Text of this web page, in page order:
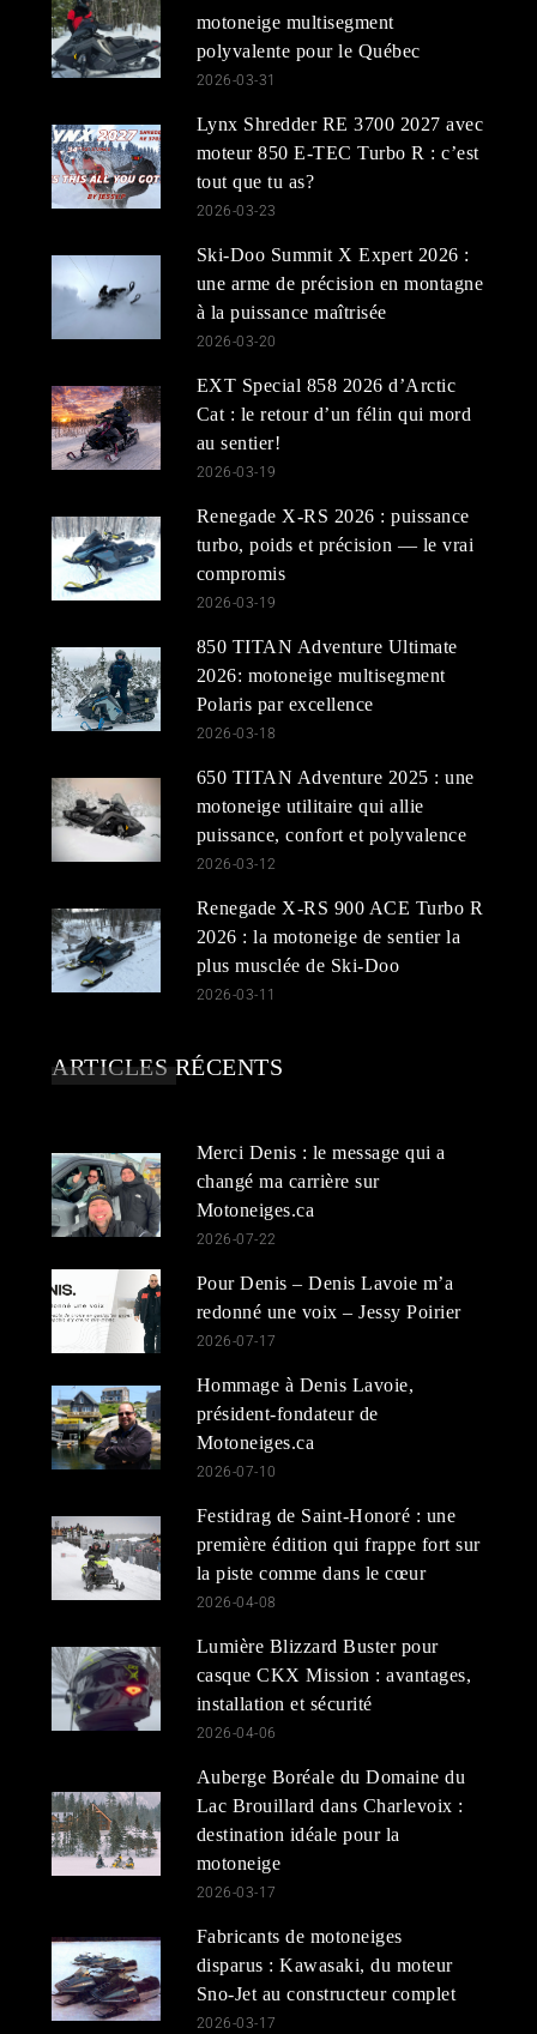
motoneige multisegment
polyvalente pour le Québec
2026-03-31
Lynx Shredder RE 3700 2027 avec
moteur 850 E-TEC Turbo R : c’est
tout que tu as?
2026-03-23
Ski-Doo Summit X Expert 2026 :
une arme de précision en montagne
à la puissance maîtrisée
2026-03-20
EXT Special 858 2026 d’Arctic
Cat : le retour d’un félin qui mord
au sentier!
2026-03-19
Renegade X-RS 2026 : puissance
turbo, poids et précision — le vrai
compromis
2026-03-19
850 TITAN Adventure Ultimate
2026: motoneige multisegment
Polaris par excellence
2026-03-18
650 TITAN Adventure 2025 : une
motoneige utilitaire qui allie
puissance, confort et polyvalence
2026-03-12
Renegade X-RS 900 ACE Turbo R
2026 : la motoneige de sentier la
plus musclée de Ski-Doo
2026-03-11
ARTICLES RÉCENTS
Merci Denis : le message qui a
changé ma carrière sur
Motoneiges.ca
2026-07-22
Pour Denis – Denis Lavoie m’a
redonné une voix – Jessy Poirier
2026-07-17
Hommage à Denis Lavoie,
président-fondateur de
Motoneiges.ca
2026-07-10
Festidrag de Saint-Honoré : une
première édition qui frappe fort sur
la piste comme dans le cœur
2026-04-08
Lumière Blizzard Buster pour
casque CKX Mission : avantages,
installation et sécurité
2026-04-06
Auberge Boréale du Domaine du
Lac Brouillard dans Charlevoix :
destination idéale pour la
motoneige
2026-03-17
Fabricants de motoneiges
disparus : Kawasaki, du moteur
Sno-Jet au constructeur complet
2026-03-17